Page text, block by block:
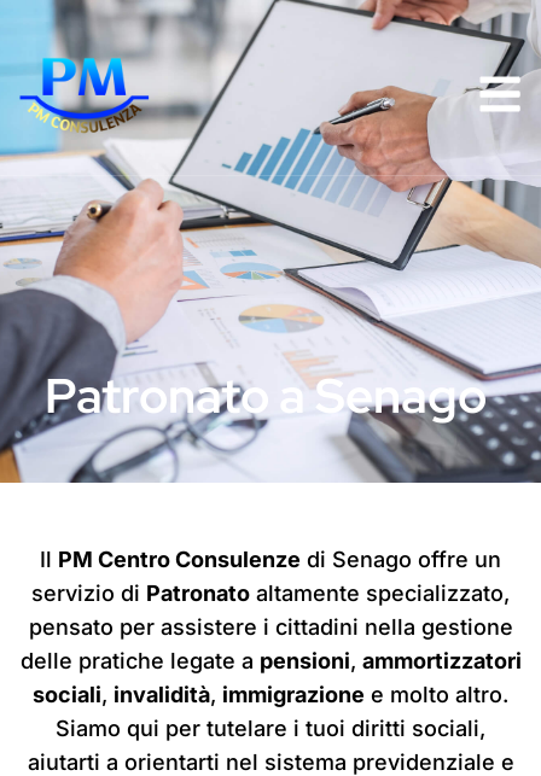
Patronato a Senago
Il PM Centro Consulenze di Senago offre un
servizio di Patronato altamente specializzato,
pensato per assistere i cittadini nella gestione
delle pratiche legate a pensioni, ammortizzatori
sociali, invalidità, immigrazione e molto altro.
Siamo qui per tutelare i tuoi diritti sociali,
aiutarti a orientarti nel sistema previdenziale e